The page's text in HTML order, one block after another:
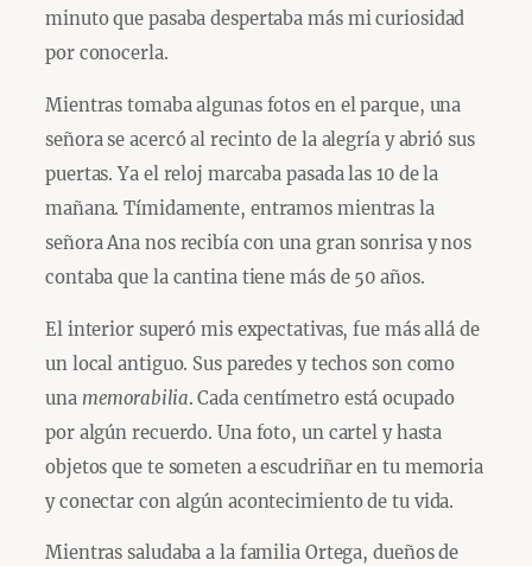
minuto que pasaba despertaba más mi curiosidad
por conocerla.
Mientras tomaba algunas fotos en el parque, una
señora se acercó al recinto de la alegría y abrió sus
puertas. Ya el reloj marcaba pasada las 10 de la
mañana. Tímidamente, entramos mientras la
señora Ana nos recibía con una gran sonrisa y nos
contaba que la cantina tiene más de 50 años.
El interior superó mis expectativas, fue más allá de
un local antiguo. Sus paredes y techos son como
una memorabilia. Cada centímetro está ocupado
por algún recuerdo. Una foto, un cartel y hasta
objetos que te someten a escudriñar en tu memoria
y conectar con algún acontecimiento de tu vida.
Mientras saludaba a la familia Ortega, dueños de